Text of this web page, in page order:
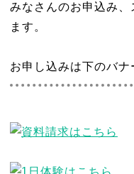
みなさんのお申込み、
ます。
お申し込みは下のバナ